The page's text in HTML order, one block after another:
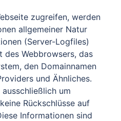
zugreifen, werden
allgemeiner Natur
(Server-Logfiles)
des Webbrowsers, das
den Domainnamen
und Ähnliches.
um
Rückschlüsse auf
Informationen sind